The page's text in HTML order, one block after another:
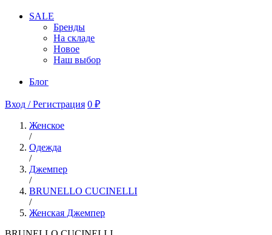
SALE
Бренды
На складе
Новое
Наш выбор
Блог
Вход / Регистрация 0 ₽
Женское
/
Одежда
/
Джемпер
/
BRUNELLO CUCINELLI
/
Женская Джемпер